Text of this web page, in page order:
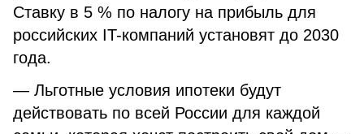
Ставку в 5 % по налогу на прибыль для
российских IT-компаний установят до 2030
года.
— Льготные условия ипотеки будут
действовать по всей России для каждой